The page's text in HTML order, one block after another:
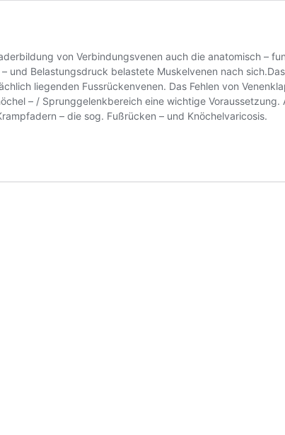
von Verbindungsvenen auch die anatomisch –
Belastungsdruck belastete Muskelvenen nach
liegenden Fussrückenvenen. Das Fehlen von
– / Sprunggelenkbereich eine wichtige Voraussetzung.
– die sog. Fußrücken – und Knöchelvaricosis.